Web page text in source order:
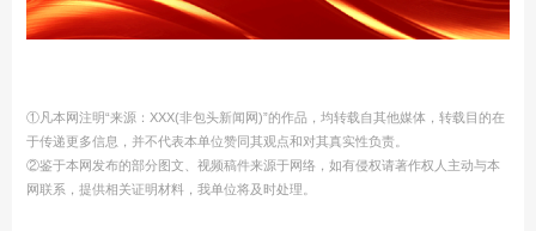
①凡本网注明“来源：XXX(非包头新闻网)”的作品，均转载自其他媒体，转载目的在
于传递更多信息，并不代表本单位赞同其观点和对其真实性负责。
②鉴于本网发布的部分图文、视频稿件来源于网络，如有侵权请著作权人主动与本
网联系，提供相关证明材料，我单位将及时处理。